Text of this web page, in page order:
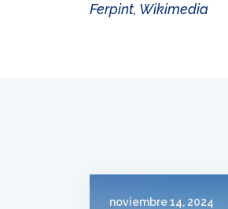
Ferpint, Wikimedia
noviembre 14, 2024